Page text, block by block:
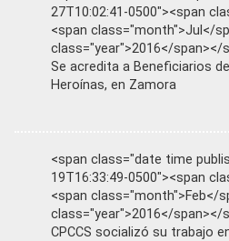
27T10:02:41-0500"><span
<span class="month">Jul</
class="year">2016</span></
Se acredita a Beneficiarios
Heroínas, en Zamora
<span class="date time
19T16:33:49-0500"><span
<span class="month">Feb</
class="year">2016</span></
CPCCS socializó su trabajo